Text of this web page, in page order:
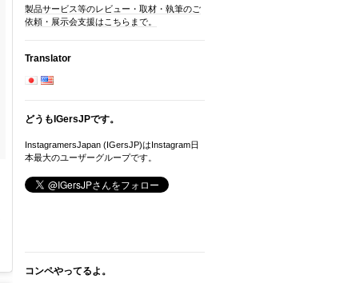
製品サービス等のレビュー・取材・執筆のご
依頼・展示会支援はこちらまで。
Translator
どうもIGersJPです。
InstagramersJapan (IGersJP)はInstagram日
本最大のユーザーグループです。
コンペやってるよ。